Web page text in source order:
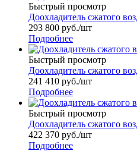
Быстрый просмотр
Доохладитель сжатого
293 800 руб./шт
Подробнее
Быстрый просмотр
Доохладитель сжатого
241 410 руб./шт
Подробнее
Быстрый просмотр
Доохладитель сжатого
422 370 руб./шт
Подробнее